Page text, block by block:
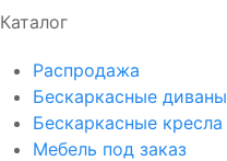
Каталог
Распродажа
Бескаркасные диваны
Бескаркасные кресла
Мебель под заказ